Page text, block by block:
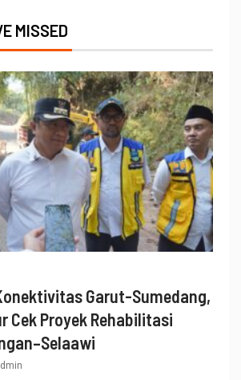
MISSED
Garut-Sumedang,
Cek Proyek Rehabilitasi